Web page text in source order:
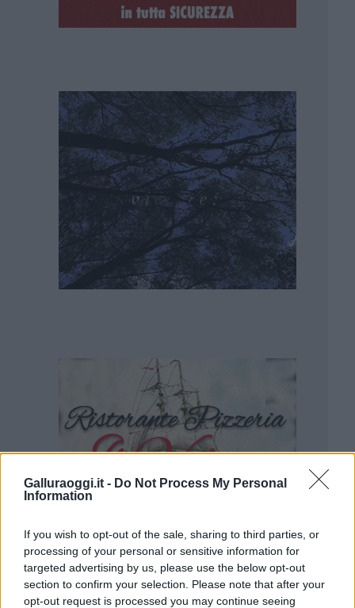
Galluraoggi.it - Do Not Process My Personal
Information
If you wish to opt-out of the sale, sharing to third parties, or
processing of your personal or sensitive information for
targeted advertising by us, please use the below opt-out
section to confirm your selection. Please note that after your
opt-out request is processed you may continue seeing